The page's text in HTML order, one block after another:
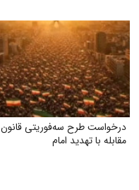
درخواست طرح سه‌فوریتی قانون
مقابله با تهدید امام